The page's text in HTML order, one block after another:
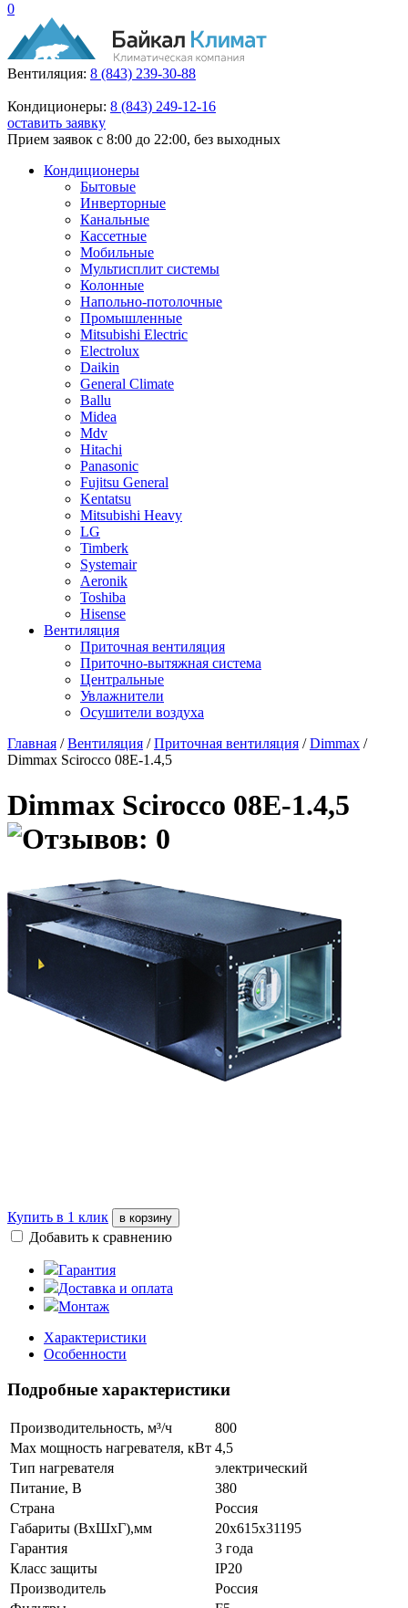
0
Вентиляция: 8 (843) 239-30-88
Кондиционеры: 8 (843) 249-12-16
оставить заявку
Прием заявок с 8:00 до 22:00, без выходных
Кондиционеры
Бытовые
Инверторные
Канальные
Кассетные
Мобильные
Мультисплит системы
Колонные
Напольно-потолочные
Промышленные
Mitsubishi Electric
Electrolux
Daikin
General Climate
Ballu
Midea
Mdv
Hitachi
Panasonic
Fujitsu General
Kentatsu
Mitsubishi Heavy
LG
Timberk
Systemair
Aeronik
Toshiba
Hisense
Вентиляция
Приточная вентиляция
Приточно-вытяжная система
Центральные
Увлажнители
Осушители воздуха
Главная /Вентиляция /Приточная вентиляция /Dimmax /
Dimmax Scirocco 08E-1.4,5
Dimmax Scirocco 08E-1.4,5
Купить в 1 клик в корзину
Добавить к сравнению
Гарантия
Доставка и оплата
Монтаж
Характеристики
Особенности
Подробные характеристики
Производительность, м³/ч
800
Max мощность нагревателя, кВт 4,5
Тип нагревателя
электрический
Питание, В
380
Страна
Россия
Габариты (ВхШхГ),мм
20х615х31195
Гарантия
3 года
Класс защиты
IP20
Производитель
Россия